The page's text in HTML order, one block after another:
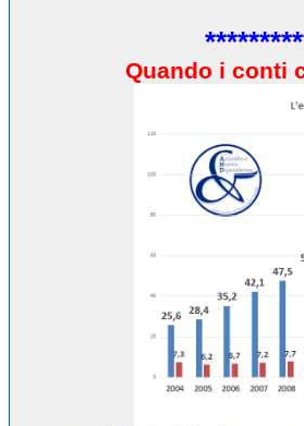
Quando i conti